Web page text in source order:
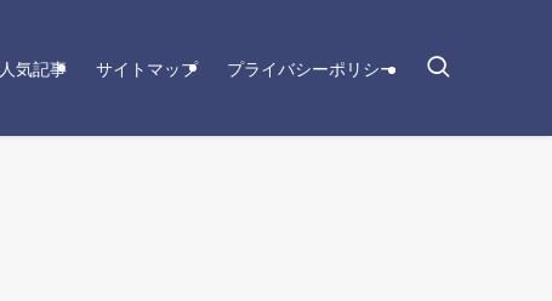
人気記事 サイトマップ プライバシーポリシー